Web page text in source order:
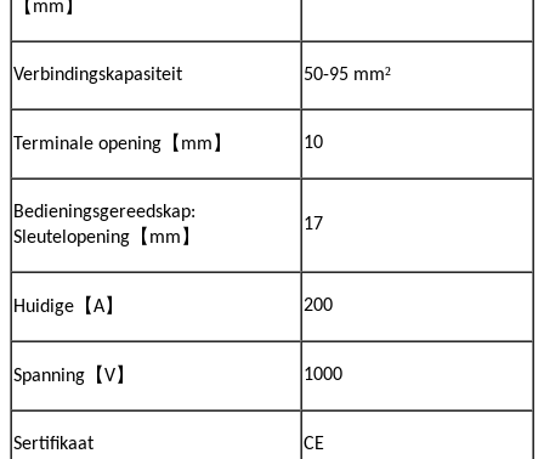
【 mm 】
Verbindingskapasiteit 50-95 mm²
Terminale opening 【 mm 】 10
Bedieningsgereedskap:
Sleutelopening 【 mm 】
17
Huidige 【A】 200
Spanning 【V】 1000
Sertifikaat CE